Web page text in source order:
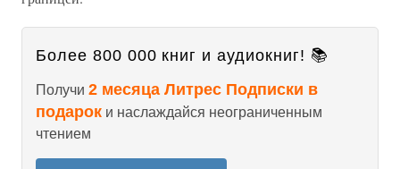
Более 800 000 книг и аудиокниг! 📚
Получи 2 месяца Литрес Подписки в
подарок и наслаждайся неограниченным
чтением